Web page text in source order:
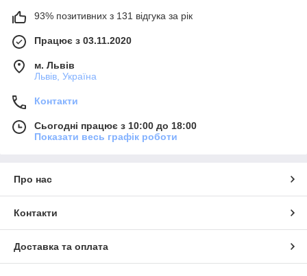
93% позитивних з 131 відгука за рік
Працює з 03.11.2020
м. Львів
Львів, Україна
Контакти
Сьогодні працює з 10:00 до 18:00
Показати весь графік роботи
Про нас
Контакти
Доставка та оплата